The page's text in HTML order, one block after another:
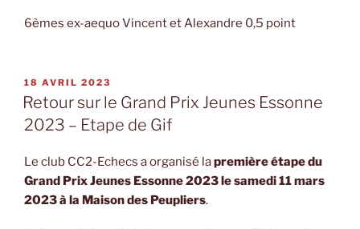
6èmes ex-aequo Vincent et Alexandre 0,5 point
PUBLIÉ
LE
18 AVRIL 2023
Retour sur le Grand Prix Jeunes Essonne
2023 – Etape de Gif
Le club CC2-Echecs a organisé lapremière étape du
Grand Prix Jeunes Essonne 2023 le samedi 11 mars
2023 à la Maison des Peupliers.